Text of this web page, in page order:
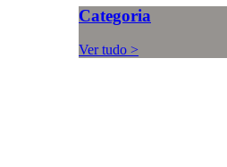
Categoria
Ver tudo >